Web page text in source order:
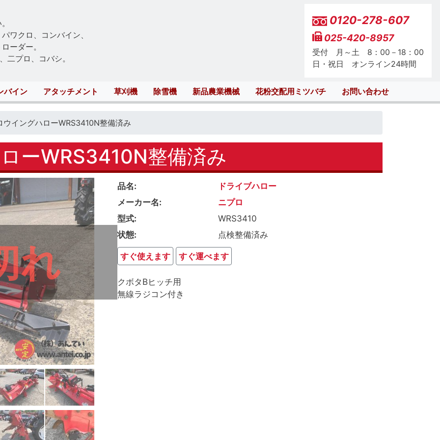
ワクロ、コンバイン、
ーダー。
二プロ、コバシ。
0120-278-607
025-420-8957
受付 月～土 8：00－18：00
日・祝日 オンライン24時間
バイン アタッチメント 草刈機 除雪機 新品農業機械 花粉交配用ミツバチ お問い合わせ
ウイングハローWRS3410N整備済み
ーWRS3410N整備済み
れ
品名
ドライブハロー
メーカー名
ニプロ
型式
WRS3410
状態
点検整備済み
すぐ使えます すぐ運べます
クボタBヒッチ用
無線ラジコン付き